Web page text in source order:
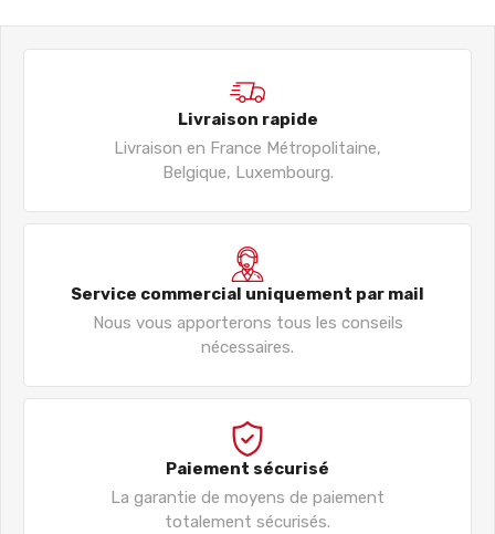
Livraison rapide
Livraison en France Métropolitaine,
Belgique, Luxembourg.
Service commercial uniquement par mail
Nous vous apporterons tous les conseils
nécessaires.
Paiement sécurisé
La garantie de moyens de paiement
totalement sécurisés.